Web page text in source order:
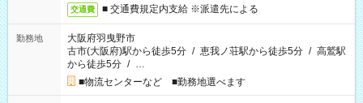
交通費 ■ 交通費規定内支給 ※派遣先による
勤務地
大阪府羽曳野市
古市(大阪府)駅から徒歩5分 / 恵我ノ荘駅から徒歩5分 / 高鷲駅
から徒歩5分 / …
■物流センターなど ■勤務地選べます